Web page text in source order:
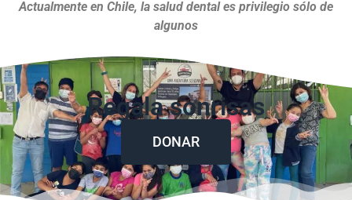
Actualmente en Chile, la salud dental es privilegio sólo de
algunos
Regala sonrisas
DONAR